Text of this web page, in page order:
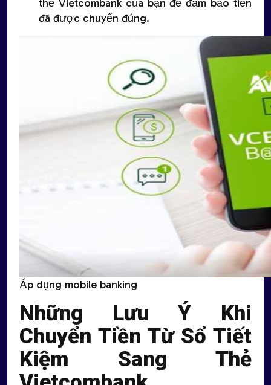
thẻ Vietcombank của bạn để đảm bảo tiền
đã được chuyển đúng.
Áp dụng mobile banking
Những Lưu Ý Khi
Chuyển Tiền Từ Sổ Tiết
Kiệm Sang Thẻ